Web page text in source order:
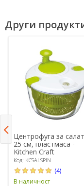
Други
Центрофуга за
25 см, пластмаса -
Kitchen Craft
Код: KCSALSPIN
(4)
В наличност